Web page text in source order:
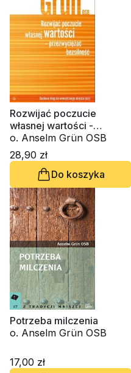
Rozwijać poczucie
własnej wartości -
przezwyciężać
bezsilność. Poradnik
o. Anselm Grün OSB
28,90 zł
Do koszyka
Potrzeba milczenia
o. Anselm Grün OSB
17,00 zł